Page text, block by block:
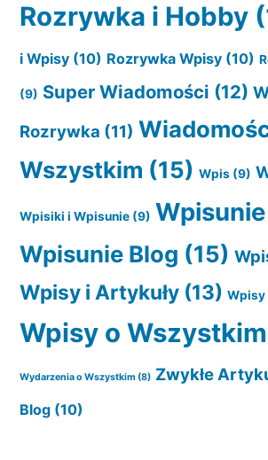
Rozrywka i Hobby
i Wpisy (10) Rozrywka Wpisy (10)
(9) Super Wiadomości (12)
Rozrywka (11)
Wszystkim (15) Wpis (9)
Wpisiki i Wpisunie (9) Wpisunie
Wpisunie Blog (15)
Wpisy i Artykuły (13) Wpisy
Wpisy o Wszystkim
Wydarzenia o Wszystkim (8) Zwykłe
Blog (10)